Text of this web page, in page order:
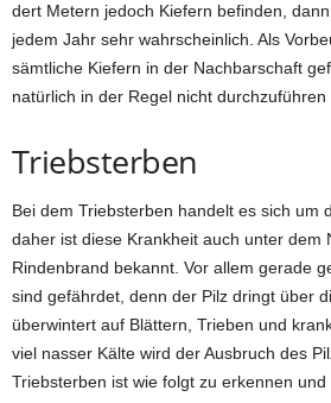
dert Metern jedoch Kiefern befinden,
jedem Jahr sehr wahrscheinlich. Als
sämtliche Kiefern in der Nachbarschaft
natürlich in der Regel nicht durchzuführen
Triebsterben
Bei dem Triebsterben handelt es sich um
daher ist diese Krankheit auch unter dem
Rindenbrand bekannt. Vor allem gerade
sind gefährdet, denn der Pilz dringt über
überwintert auf Blättern, Trieben und
viel nasser Kälte wird der Ausbruch des
Triebsterben ist wie folgt zu erkennen